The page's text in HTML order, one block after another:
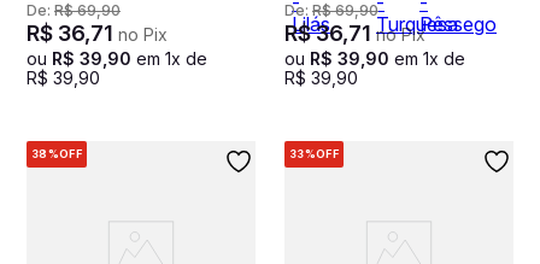
School - Rosa Claro
De: R$ 69,90
R$ 36,71 no Pix
ou R$ 39,90 em 1x de
R$ 39,90
De: R$ 69,90
R$36,71 no Pix
ou R$ 39,90 em 1x de
R$ 39,90
38%OFF 33%OFF